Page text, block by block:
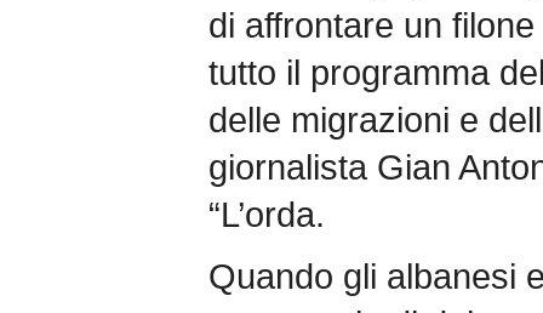
di affrontare un
tutto il programma
delle migrazioni e
giornalista Gian
“L’orda.
Quando gli albanesi